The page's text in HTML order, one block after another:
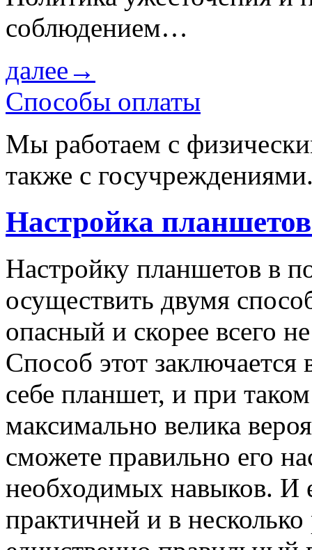
соблюдением…
далее→
Способы оплаты
Мы работаем с
также с
Настройка
Настройку планшетов в
осуществить двумя
опасный и скорее всего
Способ этот заключается
себе планшет, и при
максимально велика
сможете правильно его
необходимых навыков. И
практичней и в